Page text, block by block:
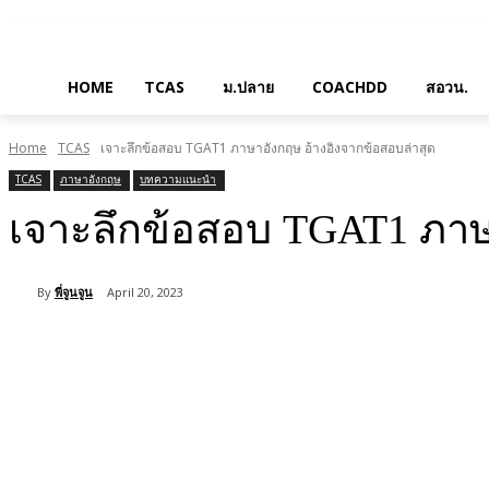
HOME TCAS ม.ปลาย COACHDD สอวน.
Home TCAS เจาะลึกข้อสอบ TGAT1 ภาษาอังกฤษ อ้างอิงจากข้อสอบล่าสุด
TCAS ภาษาอังกฤษ บทความแนะนำ
เจาะลึกข้อสอบ TGAT1 ภ
By พี่จูนจูน April 20, 2023